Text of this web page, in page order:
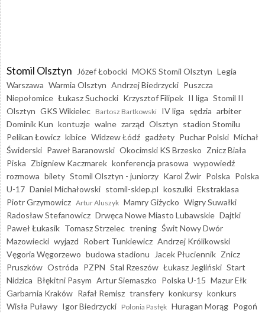
Stomil Olsztyn Józef Łobocki MOKS Stomil Olsztyn Legia
Warszawa Warmia Olsztyn Andrzej Biedrzycki Puszcza
Niepołomice Łukasz Suchocki Krzysztof Filipek II liga Stomil II
Olsztyn GKS Wikielec Bartosz Bartkowski IV liga sędzia arbiter
Dominik Kun kontuzje walne zarząd Olsztyn stadion Stomilu
Pelikan Łowicz kibice Widzew Łódź gadżety Puchar Polski Michał
Świderski Paweł Baranowski Okocimski KS Brzesko Znicz Biała
Piska Zbigniew Kaczmarek konferencja prasowa wypowiedź
rozmowa bilety Stomil Olsztyn - juniorzy Karol Żwir Polska Polska
U-17 Daniel Michałowski stomil-sklep.pl koszulki Ekstraklasa
Piotr Grzymowicz Artur Aluszyk Mamry Giżycko Wigry Suwałki
Radosław Stefanowicz Drwęca Nowe Miasto Lubawskie Dajtki
Paweł Łukasik Tomasz Strzelec trening Świt Nowy Dwór
Mazowiecki wyjazd Robert Tunkiewicz Andrzej Królikowski
Vęgoria Węgorzewo budowa stadionu Jacek Płuciennik Znicz
Pruszków Ostróda PZPN Stal Rzeszów Łukasz Jegliński Start
Nidzica Błękitni Pasym Artur Siemaszko Polska U-15 Mazur Ełk
Garbarnia Kraków Rafał Remisz transfery konkursy konkurs
Wisła Puławy Igor Biedrzycki Polonia Pasłęk Huragan Morąg Pogoń